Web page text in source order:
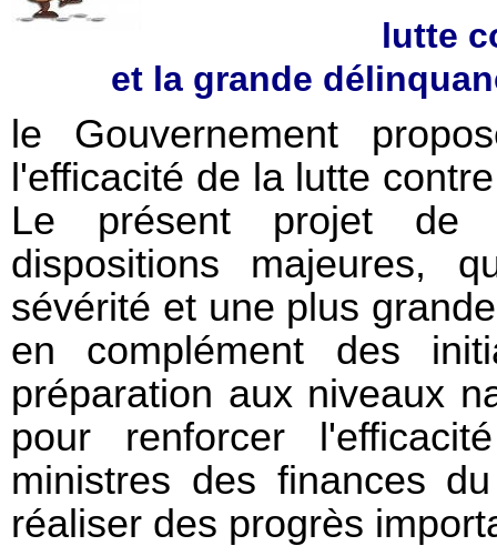
lutte
et la grande
le Gouvernement
l'efficacité de la lutte
Le présent projet de
dispositions majeures,
sévérité et une plus
en complément des
préparation aux niveaux
pour renforcer
ministres des finances
réaliser des progrès